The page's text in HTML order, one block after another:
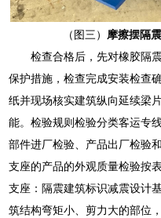
（图三） 摩擦摆隔
检查合格后，先对橡胶隔
保护措施，检查完成安装检查
纸并现场核实建筑纵向延续梁
能。检验规则检验分类客运专
部件进厂检验、产品出厂检验
支座的产品的外观质量检验按
支座：隔震建筑标识减震设计
筑结构弯矩小、剪力大的部位